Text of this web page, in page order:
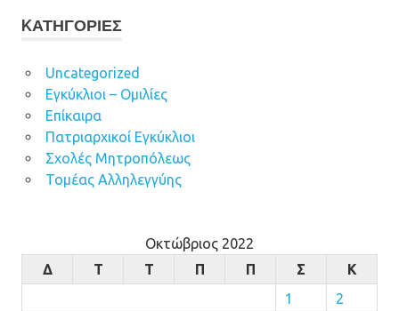
KΑΤΗΓΟΡΊΕΣ
Uncategorized
Εγκύκλιοι – Ομιλίες
Επίκαιρα
Πατριαρχικοί Εγκύκλιοι
Σχολές Μητροπόλεως
Τομέας Αλληλεγγύης
Οκτώβριος 2022
Δ
Τ Τ Π Π Σ
Κ
1
2